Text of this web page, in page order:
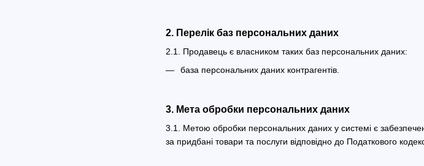
2. Перелік баз персональних даних
2.1. Продавець є власником таких баз персональних даних:
база персональних даних контрагентів.
3. Мета обробки персональних даних
3.1. Метою обробки персональних даних у системі є
за придбані товари та послуги відповідно до Податкового